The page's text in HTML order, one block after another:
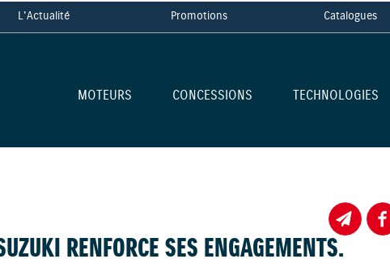
L'Actualité Promotions Catalogues
MOTEURS CONCESSIONS TECHNOLOGIES
RENFORCE SES ENGAGEMENTS.